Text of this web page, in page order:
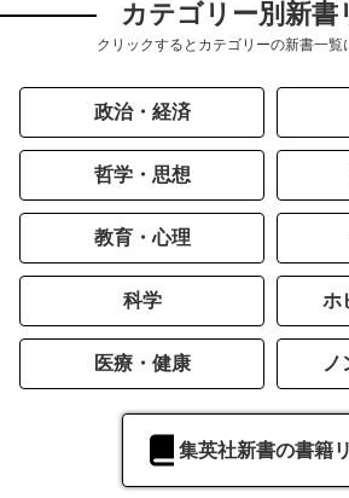
カテゴリー別新書
クリックするとカテゴリーの新書一覧
政治・経済
哲学・思想
教育・心理
科学 ホ
医療・健康
集英社新書の書籍